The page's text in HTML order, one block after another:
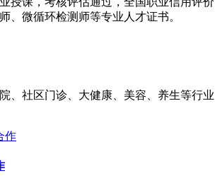
、微循环检测师等专业人才证书。
、社区门诊、大健康、美容、养生等行业